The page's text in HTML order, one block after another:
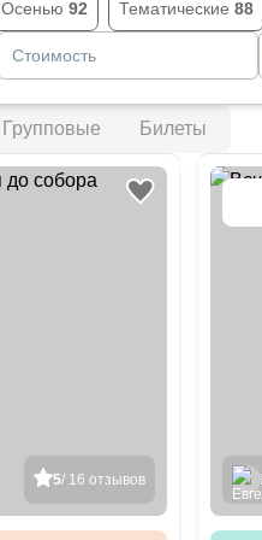
Осенью 92 Тематические 88
Стоимость
Групповые Билеты
5/ 16 отзывов